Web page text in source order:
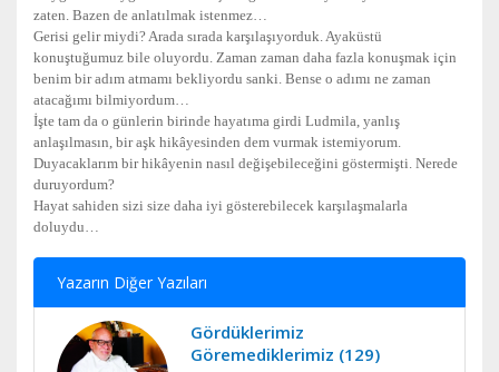
zaten. Bazen de anlatılmak istenmez…
Gerisi gelir miydi? Arada sırada karşılaşıyorduk. Ayaküstü
konuştuğumuz bile oluyordu. Zaman zaman daha fazla konuşmak için
benim bir adım atmamı bekliyordu sanki. Bense o adımı ne zaman
atacağımı bilmiyordum…
İşte tam da o günlerin birinde hayatıma girdi Ludmila, yanlış
anlaşılmasın, bir aşk hikâyesinden dem vurmak istemiyorum.
Duyacaklarım bir hikâyenin nasıl değişebileceğini göstermişti. Nerede
duruyordum?
Hayat sahiden sizi size daha iyi gösterebilecek karşılaşmalarla
doluydu…
Yazarın Diğer Yazıları
Gördüklerimiz
Göremediklerimiz (129)